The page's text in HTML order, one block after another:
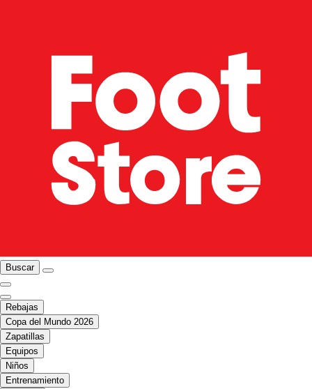
Buscar
Rebajas
Copa del Mundo 2026
Zapatillas
Equipos
Niños
Entrenamiento